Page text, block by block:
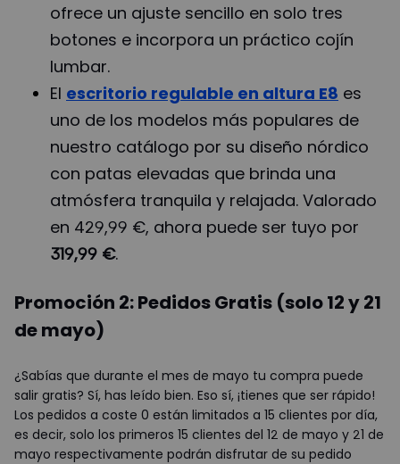
ofrece un ajuste sencillo en solo tres
botones e incorpora un práctico cojín
lumbar.
El escritorio regulable en altura E8 es
uno de los modelos más populares de
nuestro catálogo por su diseño nórdico
con patas elevadas que brinda una
atmósfera tranquila y relajada. Valorado
en 429,99 €, ahora puede ser tuyo por
319,99 €.
Promoción 2: Pedidos Gratis (solo 12 y 21
de mayo)
¿Sabías que durante el mes de mayo tu compra puede
salir gratis? Sí, has leído bien. Eso sí, ¡tienes que ser rápido!
Los pedidos a coste 0 están limitados a 15 clientes por día,
es decir, solo los primeros 15 clientes del 12 de mayo y 21 de
mayo respectivamente podrán disfrutar de su pedido